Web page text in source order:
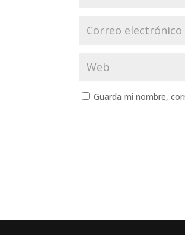
Guarda mi nombre,